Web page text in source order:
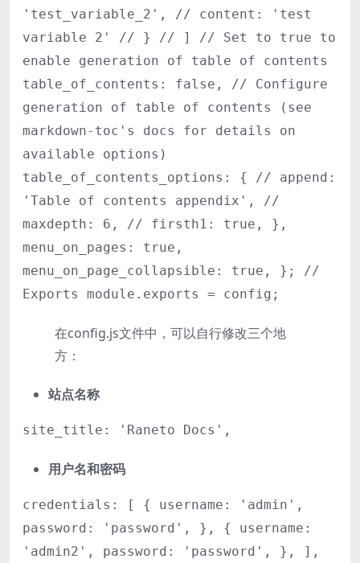
'test_variable_2', // content: 'test
variable 2' // } // ] // Set to true to
enable generation of table of contents
table_of_contents: false, // Configure
generation of table of contents (see
markdown-toc's docs for details on
available options)
table_of_contents_options: { // append:
'Table of contents appendix', //
maxdepth: 6, // firsth1: true, },
menu_on_pages: true,
menu_on_page_collapsible: true, }; //
Exports module.exports = config;
在config.js文件中，可以自行修改三个地
方：
站点名称
site_title: 'Raneto Docs',
用户名和密码
credentials: [ { username: 'admin',
password: 'password', }, { username:
'admin2', password: 'password', }, ],